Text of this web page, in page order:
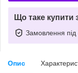
Що таке купити
Замовлення під
Опис